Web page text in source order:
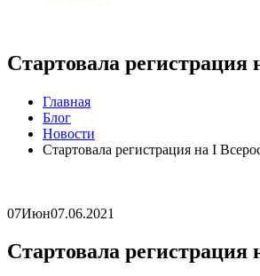
Стартовала
Главная
Блог
Новости
Стартовала регистрация на I
07Июн07.06.2021
Стартовала